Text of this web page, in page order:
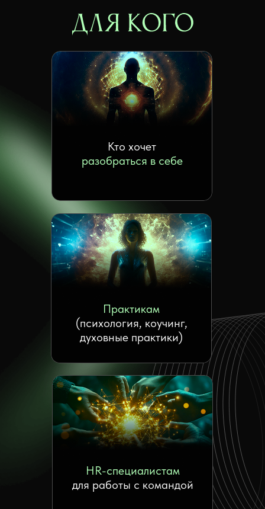
Кто хочет
разобраться в себе
Практикам
(психология, коучинг,
духовные практики)
HR-специалистам
для работы с командой